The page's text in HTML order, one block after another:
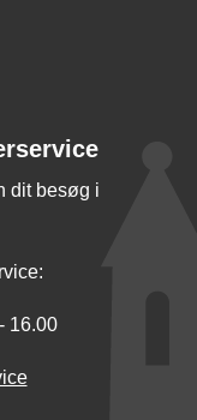
dit besøg i
16.00